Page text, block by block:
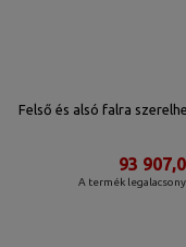
Felső és alsó falra
A termék
93